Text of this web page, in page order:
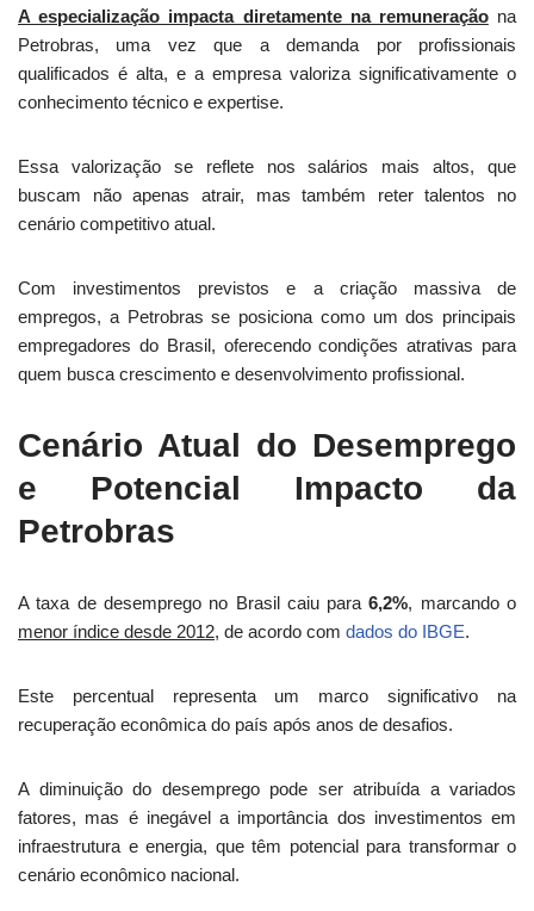
A especialização impacta diretamente na remuneraçãona
Petrobras, uma vez que a demanda por profissionais
qualificados é alta, e a empresa valoriza significativamente o
conhecimento técnico e expertise.
Essa valorização se reflete nos salários mais altos, que
buscam não apenas atrair, mas também reter talentos no
cenário competitivo atual.
Com investimentos previstos e a criação massiva de
empregos, a Petrobras se posiciona como um dos principais
empregadores do Brasil, oferecendo condições atrativas para
quem busca crescimento e desenvolvimento profissional.
Cenário Atual do Desemprego
e Potencial Impacto da
Petrobras
A taxa de desemprego no Brasil caiu para6,2%, marcando o
menor índice desde 2012, de acordo com dados do IBGE.
Este percentual representa um marco significativo na
recuperação econômica do país após anos de desafios.
A diminuição do desemprego pode ser atribuída a variados
fatores, mas é inegável a importância dos investimentos em
infraestrutura e energia, que têm potencial para transformar o
cenário econômico nacional.